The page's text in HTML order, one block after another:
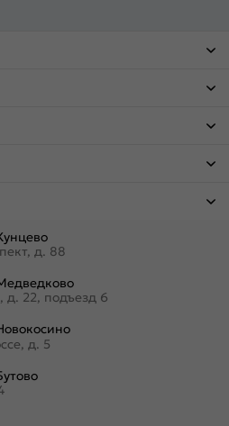
д. 88
д. 22, подъезд 6
д. 5